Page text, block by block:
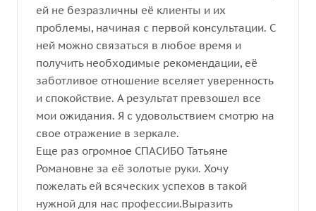
ей не безразличны её клиенты и их
проблемы, начиная с первой консультации. С
ней можно связаться в любое время и
получить необходимые рекомендации, её
заботливое отношение вселяет уверенность
и спокойствие. А результат превзошел все
мои ожидания. Я с удовольствием смотрю на
свое отражение в зеркале.
Еще раз огромное СПАСИБО Татьяне
Романовне за её золотые руки. Хочу
пожелать ей всяческих успехов в такой
нужной для нас профессии.Выразить